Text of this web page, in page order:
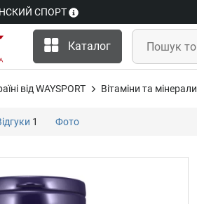
СПОРТ
Каталог
від WAYSPORT Вітаміни та мінерали
1 Фото